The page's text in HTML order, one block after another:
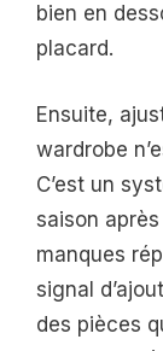
bien en
placard.
Ensuite,
wardrobe
C’est un
saison
manques
signal
des pièces